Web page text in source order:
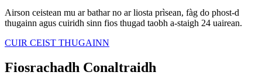
Airson ceistean mu ar bathar no ar liosta prìsean, fàg do phost-d
thugainn agus cuiridh sinn fios thugad taobh a-staigh 24 uairean.
CUIR CEIST THUGAINN
Fiosrachadh Conaltraidh